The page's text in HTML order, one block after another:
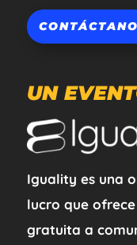
UN
Iguality es una
lucro que
gratuita a